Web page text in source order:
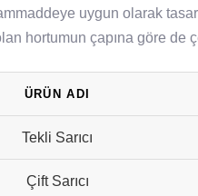
uygun olarak
hortumun çapına göre de
ÜRÜN ADI
Tekli Sarıcı
Çift Sarıcı